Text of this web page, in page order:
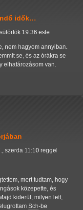
idők…
19:36 este
nem hagyom annyiban.
se, és az órákra se
elhatározásom van.
szerda 11:10 reggel
mert tudtam, hogy
közepette, és
kiderül, milyen lett,
Sch-be